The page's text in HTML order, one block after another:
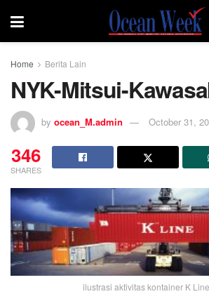
Home Berita Lain
NYK-Mitsui-
by ocean_M.admin October 31,
346
SHARES
ilustrasi aktivitas kontainer K